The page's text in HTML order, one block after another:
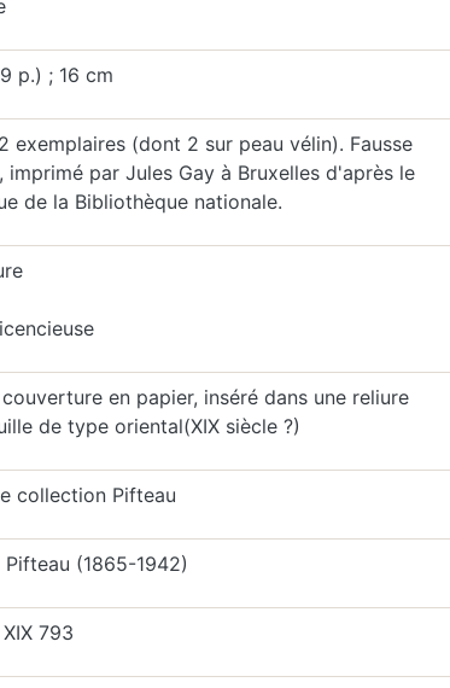
p.) ; 16 cm
exemplaires (dont 2 sur peau vélin). Fausse
imprimé par Jules Gay à Bruxelles d'après le
de la Bibliothèque nationale.
en papier, inséré dans une reliure
de type oriental(XIX siècle ?)
collection Pifteau
Pifteau (1865-1942)
793